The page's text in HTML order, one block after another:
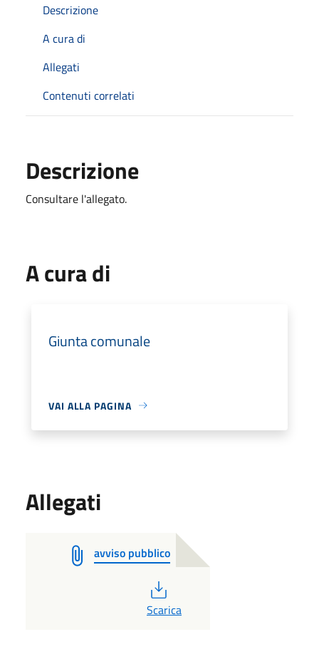
Descrizione
A cura di
Allegati
Contenuti correlati
Descrizione
Consultare l'allegato.
A cura di
Giunta comunale
VAI ALLA PAGINA
Allegati
avviso pubblico
PDF
Scarica